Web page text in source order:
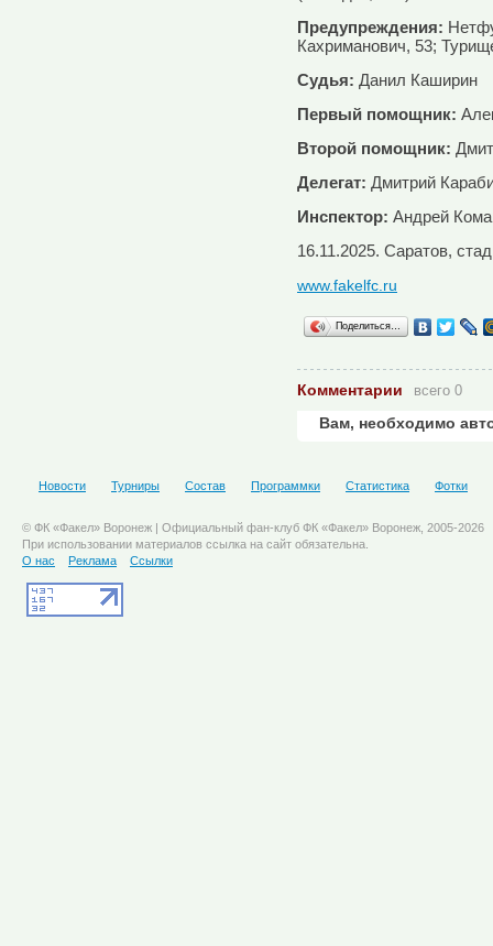
Предупреждения:
Кахриманович, 53;
Судья: Данил Каширин
Первый помощник:
Второй помощник:
Делегат: Дмитрий
Инспектор: Андрей
16.11.2025. Саратов,
www.fakelfc.ru
Поделиться…
Комментарии всего 0
Вам, необходимо
Новости Турниры Состав Программки Статистика Фотки
© ФК «Факел» Воронеж | Официальный фан-клуб ФК «Факел» Воронеж, 2005-2026
При использовании материалов ссылка на сайт обязательна.
О нас
Реклама Ссылки